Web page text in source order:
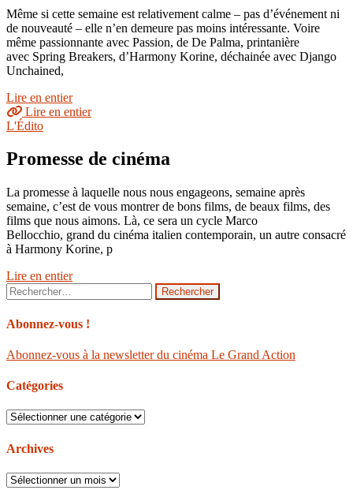
Même si cette semaine est relativement calme – pas d’événement ni
de nouveauté – elle n’en demeure pas moins intéressante. Voire
même passionnante avec Passion, de De Palma, printanière
avec Spring Breakers, d’Harmony Korine, déchainée avec Django
Unchained,
Lire en entier
Lire en entier
L'Édito
Promesse de cinéma
La promesse à laquelle nous nous engageons, semaine après
semaine, c’est de vous montrer de bons films, de beaux films, des
films que nous aimons. Là, ce sera un cycle Marco
Bellocchio, grand du cinéma italien contemporain, un autre consacré
à Harmony Korine, p
Lire en entier
Rechercher :
Abonnez-vous !
Abonnez-vous à la newsletter du cinéma Le Grand Action
Catégories
Catégories
Archives
Archives